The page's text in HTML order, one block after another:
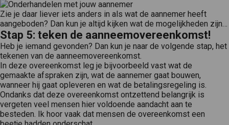
Zie je daar liever iets anders in als wat de aannemer heeft
aangeboden? Dan kun je altijd kijken wat de mogelijkheden zijn…
Stap 5: teken de aanneemovereenkomst!
Heb je iemand gevonden? Dan kun je naar de volgende stap, het
tekenen van de aanneemovereenkomst.
In deze overeenkomst leg je bijvoorbeeld vast wat de
gemaakte afspraken zijn, wat de aannemer gaat bouwen,
wanneer hij gaat opleveren en wat de betalingsregeling is.
Ondanks dat deze overeenkomst ontzettend belangrijk is
vergeten veel mensen hier voldoende aandacht aan te
besteden. Ik hoor vaak dat mensen de overeenkomst een